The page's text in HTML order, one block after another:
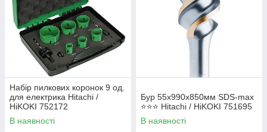
Набір пилкових коронок 9 од.
для електрика Hitachi /
HiKOKI 752172
В наявності
Бур 55х990х850мм SDS-max
⭐️⭐️⭐️ Hitachi / HiKOKI 751695
В наявності